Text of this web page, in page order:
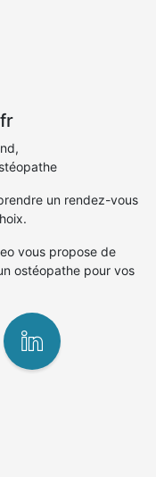
un rendez-vous
vous propose de
ostéopathe pour vos